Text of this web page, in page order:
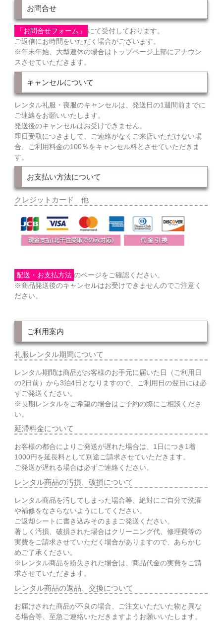
お問合せ
「お問合せフォーム」
にて受付しております。
ご返信にお時間をいただく場合がございます。
※年末年始、大型連休の場合はトップページ上部にアナウン
スさせていただきます。
キャンセルについて
レンタル礼服・喪服のキャンセルは、発送日の1週間前までに
ご連絡をお願いいたします。
発送後のキャンセルはお受けできません。
即日受取につきまして、ご連絡がなくご来店いただけない場
合、ご利用料金の100％をキャンセル料とさせていただきま
す。
お支払い方法について
クレジットカード 他
配送・お支払方法 のページをご確認ください。
※商品発送後のキャンセルはお受けできませんのでご注意く
ださい。
ご利用案内
礼服レンタル期間について
レンタル期間は商品がお客様のお手元に届いた日（ご利用日
の2日前）から3泊4日となりますので、ご利用日の翌日には必
ずご発送ください。
※長期レンタルをご希望の場合はご予約の際にご相談くださ
い。
延滞料金について
お客様の都合によりご発送が遅れた場合は、1日につき1着
1000円を延長料として別途ご請求させていただきます。
ご発送が遅れる場合は必ずご連絡ください。
レンタル商品の汚損、破損について
レンタル商品を汚してしまった場合等、絶対にご自分で洗濯
や補修をなさらないようにしてください。
ご返却シートに書き込みそのままご発送ください。
著しく汚損、破損された場合はクリーニング代、修理費等の
実費をご請求させていただく場合がありますので、あらかじ
めご了承ください。
※レンタル商品を紛失された場合は、商品代金の実費をご請
求させていただきます。
レンタル商品の返品、交換について
お届けされた商品が不良の場合、ご注文いただいた物と異な
る場合等、至急ご連絡いただきますようお願いいたします。